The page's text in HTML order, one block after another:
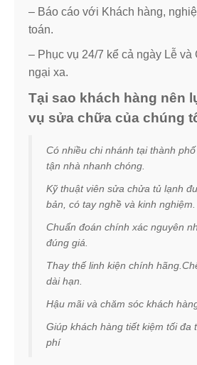
– Báo cáo với Khách hàng,
toán.
– Phục vụ 24/7 kể cả ngày Lễ và
ngại xa.
Tại sao khách hàng nên
vụ sửa chữa của chúng
Có nhiều chi nhánh tại thành
tận nhà nhanh chóng.
Kỹ thuật viên sửa chửa tủ lạnh
bản, có tay nghề và kinh nghiệm.
Chuẩn đoán chính xác nguyên
đúng giá.
Thay thế linh kiện chính
dài hạn.
Hậu mãi và chăm sóc khách
Giúp khách hàng tiết kiệm tối đa
phí